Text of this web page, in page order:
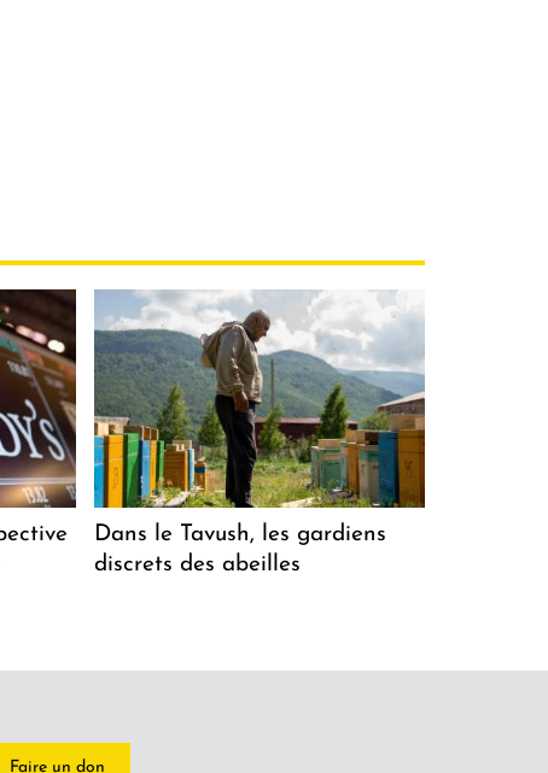
Dans le Tavush, les gardiens
discrets des abeilles
Faire un don